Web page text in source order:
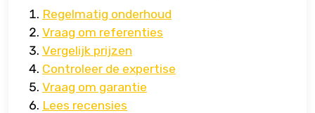
Regelmatig onderhoud
Vraag om referenties
Vergelijk prijzen
Controleer de expertise
Vraag om garantie
Lees recensies